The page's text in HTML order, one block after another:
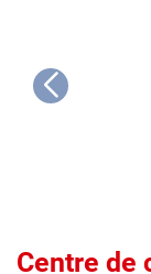
Centre de